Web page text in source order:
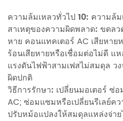
ความล้มเหลวทั่วไป 10: ความล้
สาเหตุของความผิดพลาด: ขดลว
หาย คอนแทคเตอร์ AC เสียหาย
ร้อนเสียหายหรือเชื่อมต่อไม่ดี แ
แรงดันไฟฟ้าสามเฟสไม่สมดุล ว
ผิดปกติ
วิธีการรักษา: เปลี่ยนมอเตอร์ ซ่
AC; ซ่อมแซมหรือเปลี่ยนรีเลย์ค
ปรับหม้อแปลงให้สมดุลแหล่งจ่า